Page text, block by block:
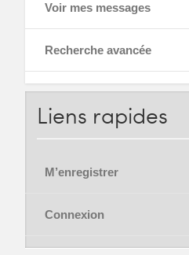
Voir mes messages
Recherche avancée
Liens rapides
M’enregistrer
Connexion